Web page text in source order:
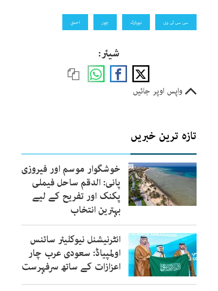
سی سی ٹی وی نیویارک چور احمق
شیئر:
واپس اوپر جائیں
تازہ ترین خبریں
خوشگوار موسم اور فیروزی
پانی: الدقم ساحل فیملی
پکنک اور تفریح کے لیے
بہترین انتخاب
انٹرنیشنل نیوکلیئر سائنس
اولمپیاڈ: سعودی عرب چار
اعزازات کے ساتھ سرفہرست